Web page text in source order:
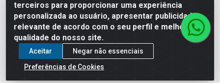
terceiros para proporcionar uma experiência
personalizada ao usuário, apresentar publicidade
relevante de acordo com o seu perfil e melhorar a
qualidade do nosso site.
Aceitar
Negar não essenciais
Preferências de Cookies
Rua Chipuê, 117 - S. Miguel Paulista São Paulo/SP - CEP
08010-260- CNPJ: 03.010.739/0001-72